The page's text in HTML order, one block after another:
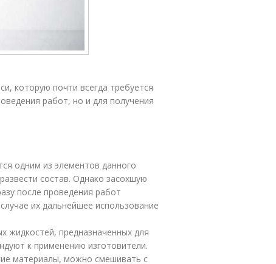
которую почти всегда требуется
работ, но и для получения
одним из элементов данного
состав. Однако засохшую
после проведения работ
их дальнейшее использование
жидкостей, предназначенных для
к применению изготовители.
материалы, можно смешивать с